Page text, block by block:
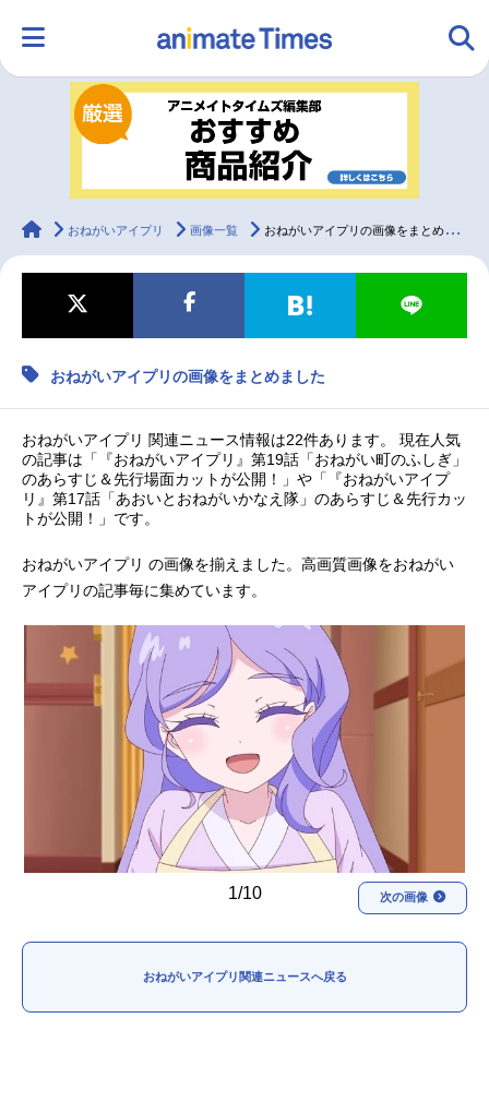
ランキング アニメ
ラジオ みんなの声
マンガ・ラノベ ゲーム・アプリ 音楽 コスプレ
2.5次元 配信・Vtuber トレンド
最新記事一覧
アニメ記事一覧 声優記事一覧
アニメ映画一覧
今期アニメ曜日別一覧
秋アニメ 冬アニメ
男性声優/女性声優一覧
FOLLOW US
animateTimes
おねがいアイプリ 画像一覧 おねがいアイプリの画像をまとめました
おねがいアイプリの画像をまとめました
おねがいアイプリ 関連ニュース情報は22件あります。 現在人気
の記事は「『おねがいアイプリ』第19話「おねがい町のふしぎ」
のあらすじ＆先行場面カットが公開！」や「『おねがいアイプ
リ』第17話「あおいとおねがいかなえ隊」のあらすじ＆先行カッ
トが公開！」です。
おねがいアイプリ の画像を揃えました。高画質画像をおねがい
アイプリの記事毎に集めています。
1/10 次の画像
おねがいアイプリ関連ニュースへ戻る